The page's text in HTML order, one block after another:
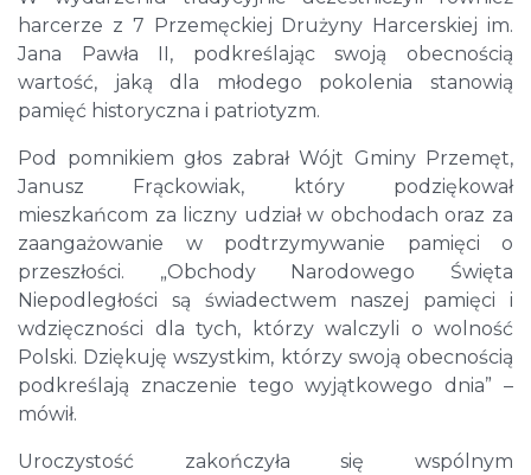
harcerze z 7 Przemęckiej Drużyny Harcerskiej im.
Jana Pawła II, podkreślając swoją obecnością
wartość, jaką dla młodego pokolenia stanowią
pamięć historyczna i patriotyzm.
Pod pomnikiem głos zabrał Wójt Gminy Przemęt,
Janusz Frąckowiak, który podziękował
mieszkańcom za liczny udział w obchodach oraz za
zaangażowanie w podtrzymywanie pamięci o
przeszłości. „Obchody Narodowego Święta
Niepodległości są świadectwem naszej pamięci i
wdzięczności dla tych, którzy walczyli o wolność
Polski. Dziękuję wszystkim, którzy swoją obecnością
podkreślają znaczenie tego wyjątkowego dnia” –
mówił.
Uroczystość zakończyła się wspólnym